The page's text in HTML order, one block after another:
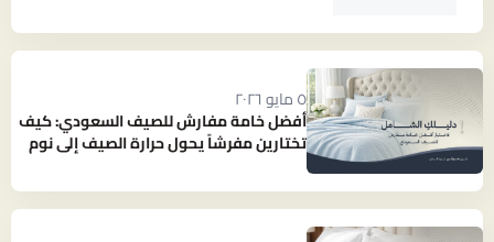
٥ مايو ٢٠٢٦
أفضل خامة مفارش للصيف السعودي: كيف
تختارين مفرشاً يحول حرارة الصيف إلى نوم